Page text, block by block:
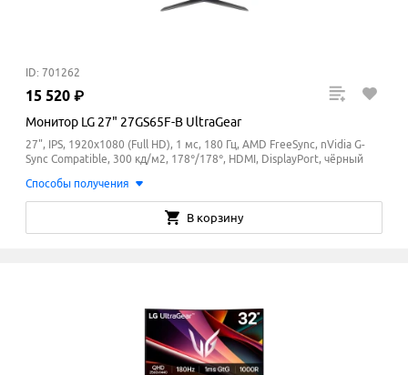
ID: 701262
15 520 ₽
Монитор LG 27" 27GS65F-B UltraGear
27", IPS, 1920x1080 (Full HD), 1 мс, 180 Гц, AMD FreeSync, nVidia G-
Sync Compatible, 300 кд/м2, 178°/178°, HDMI, DisplayPort, чёрный
Способы получения
В корзину